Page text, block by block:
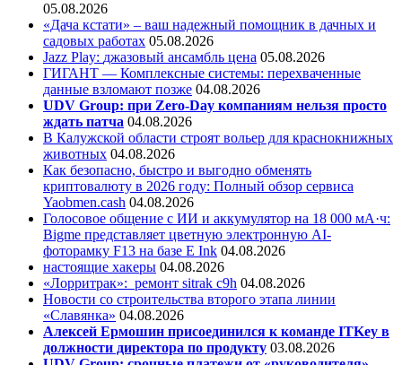
05.08.2026
«Дача кстати» – ваш надежный помощник в дачных и
садовых работах 05.08.2026
Jazz Play: джазовый ансамбль цена 05.08.2026
ГИГАНТ — Комплексные системы: перехваченные
данные взломают позже 04.08.2026
UDV Group: при Zero-Day компаниям нельзя просто
ждать патча 04.08.2026
В Калужской области строят вольер для краснокнижных
животных 04.08.2026
Как безопасно, быстро и выгодно обменять
криптовалюту в 2026 году: Полный обзор сервиса
Yaobmen.cash 04.08.2026
Голосовое общение с ИИ и аккумулятор на 18 000 мА·ч:
Bigme представляет цветную электронную AI-
фоторамку F13 на базе E Ink 04.08.2026
настоящие хакеры 04.08.2026
«Лорритрак»: ремонт sitrak c9h 04.08.2026
Новости со строительства второго этапа линии
«Славянка» 04.08.2026
Алексей Ермошин присоединился к команде ITKey в
должности директора по продукту 03.08.2026